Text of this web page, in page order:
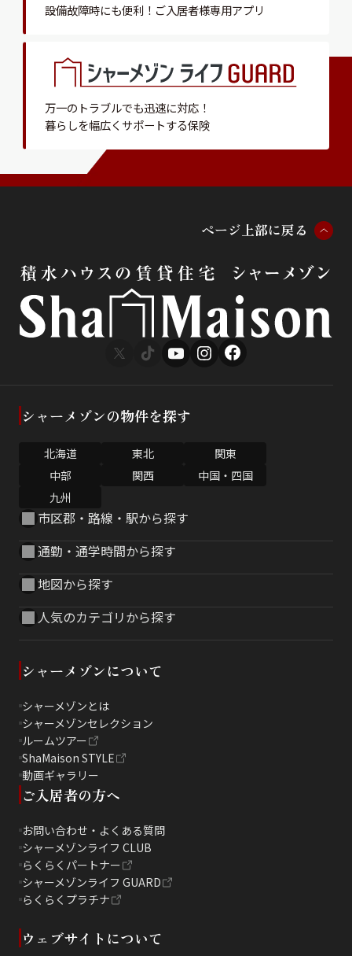
設備故障時にも便利！ ご入居者様専用アプリ
万一のトラブルでも迅速に対応！
暮らしを幅広くサポートする保険
ページ 上部に戻る
シャーメゾンの物件を探す
北海道 東北
関東
中部
関西
中国・四国
九州
市区郡・路線・駅から探す
通勤・通学時間から探す
地図から探す
人気のカテゴリから探す
シャーメゾンについて
シャーメゾンとは
シャーメゾンセレクション
ルームツアー
ShaMaison STYLE
動画ギャラリー
ご入居者の方へ
お問い合わせ・よくある質問
シャーメゾンライフ CLUB
らくらくパートナー
シャーメゾンライフ GUARD
らくらくプラチナ
ウェブサイトについて